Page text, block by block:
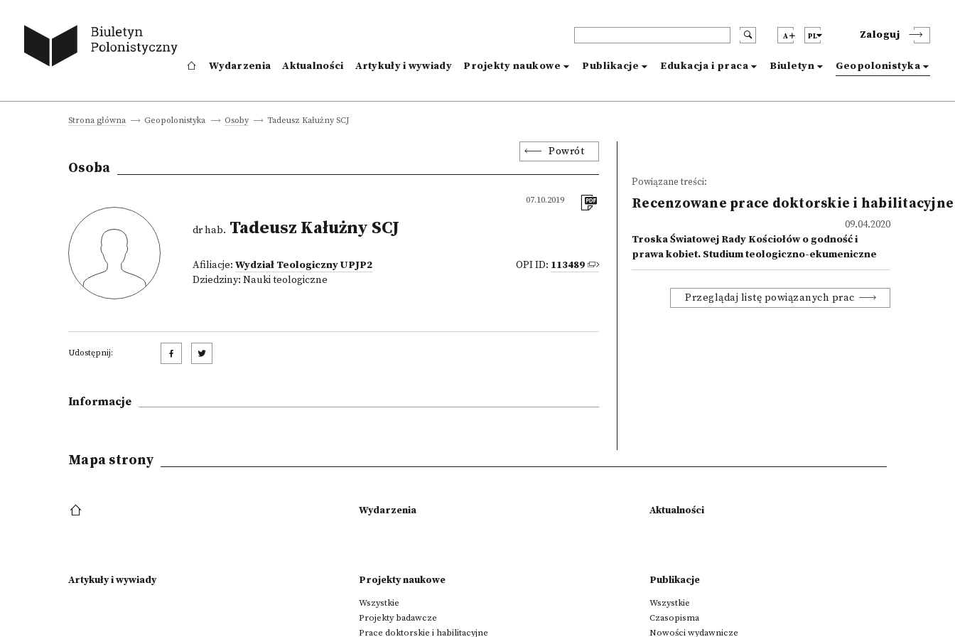
A PL Zaloguj
Wydarzenia Aktualności Artykuły i wywiady Projekty naukowe Publikacje Edukacja i praca Biuletyn Geopolonistyka
Strona główna Geopolonistyka Osoby Tadeusz Kałużny SCJ
Powrót
Osoba
07.10.2019
dr hab. Tadeusz Kałużny SCJ
Afiliacje: Wydział Teologiczny UPJP2
Dziedziny: Nauki teologiczne
OPI ID: 113489
Udostępnij:
Informacje
Powiązane treści:
Recenzowane prace doktorskie i habilitacyjne
09.04.2020
Troska Światowej Rady Kościołów o godność i
prawa kobiet. Studium teologiczno-ekumeniczne
Przeglądaj listę powiązanych prac
Mapa strony
Wydarzenia Aktualności
Artykuły i wywiady Projekty naukowe
Wszystkie
Projekty badawcze
Prace doktorskie i habilitacyjne
Publikacje
Wszystkie
Czasopisma
Nowości wydawnicze